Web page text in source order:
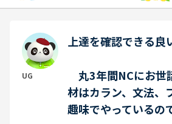
UG
上達を確認できる良
丸3年間NCにお世
材はカラン、文法、
趣味でやっているの